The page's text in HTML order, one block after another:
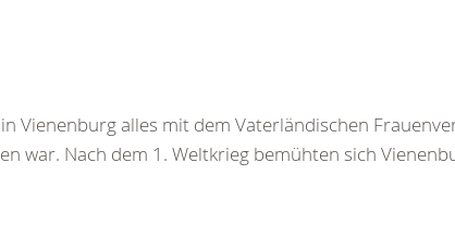
Vienenburg alles mit dem Vaterländischen
war. Nach dem 1. Weltkrieg bemühten sich